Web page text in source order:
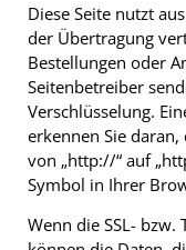
Diese Seite nutzt
der Übertragung
Bestellungen oder
Seitenbetreiber
Verschlüsselung.
erkennen Sie daran,
von „http://“ auf
Symbol in Ihrer
Wenn die SSL- bzw.